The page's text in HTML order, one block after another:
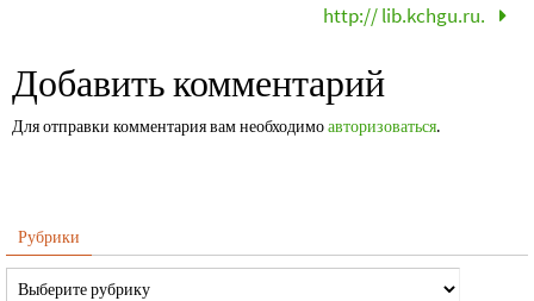
http:// lib.kchgu.ru.
Добавить комментарий
Для отправки комментария вам необходимоавторизоваться.
Рубрики